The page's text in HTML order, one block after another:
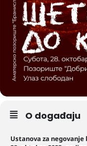
O događaju
Ustanova za